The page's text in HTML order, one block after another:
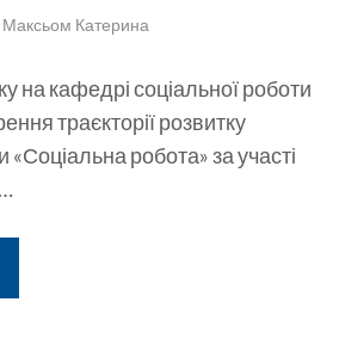
Максьом Катерина
на кафедрі соціальної роботи
траєкторії розвитку
«Соціальна робота» за участі